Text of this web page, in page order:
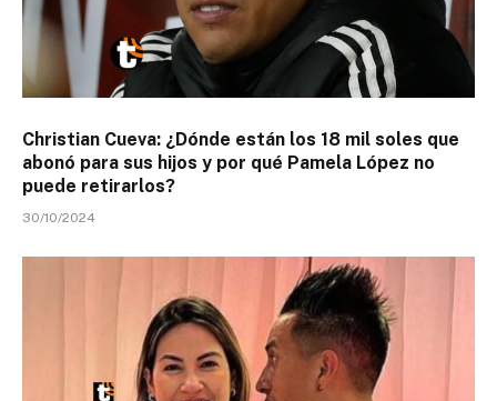
Christian Cueva: ¿Dónde están los 18 mil soles que
abonó para sus hijos y por qué Pamela López no
puede retirarlos?
30/10/2024